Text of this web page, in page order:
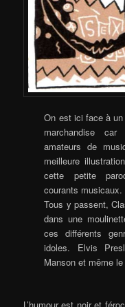
On est ici face à
marchandise
amateurs de
meilleure
cette petite
courants musicaux.
Tous y passent,
dans une
ces différents
idoles. Elvis
Manson et même